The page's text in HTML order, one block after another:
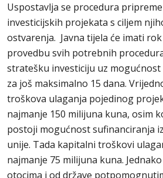
Uspostavlja se procedura
investicijskih projekata s ciljem
ostvarenja. Javna tijela će imati rok
provedbu svih potrebnih
stratešku investiciju uz
za još maksimalno 15 dana.
troškova ulaganja pojedinog
najmanje 150 milijuna kuna, osim
postoji mogućnost sufinanciranja
unije. Tada kapitalni troškovi
najmanje 75 milijuna kuna.
otocima i od države